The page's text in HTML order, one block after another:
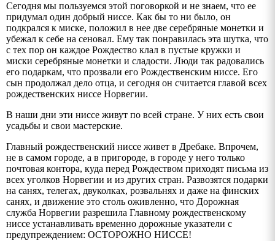
Сегодня мы пользуемся этой поговоркой и не знаем, что ее
придумал один добрый ниссе. Как бы то ни было, он
подкрался к миске, положил в нее две серебряные монетки и
убежал к себе на сеновал. Ему так понравилась эта шутка, что
с тех пор он каждое Рождество клал в пустые кружки и
миски серебряные монетки и сладости. Люди так радовались
его подаркам, что прозвали его Рождественским ниссе. Его
сын продолжал дело отца, и сегодня он считается главой всех
рождественских ниссе Норвегии.
В наши дни эти ниссе живут по всей стране. У них есть свои
усадьбы и свои мастерские.
Главный рождественский ниссе живет в Дребаке. Впрочем,
не в самом городе, а в пригороде, в городе у него только
почтовая контора, куда перед Рождеством приходят письма из
всех уголков Норвегии и из других стран. Развозятся подарки
на санях, телегах, двуколках, розвальнях и даже на финских
санях, и движение это столь оживленно, что Дорожная
служба Норвегии разрешила Главному рождественскому
ниссе устанавливать временно дорожные указатели с
предупреждением: ОСТОРОЖНО НИССЕ!